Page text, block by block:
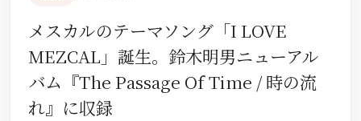
メスカルのテーマソング「I LOVE
MEZCAL」誕生。鈴木明男ニューアル
バム『The Passage Of Time / 時の流
れ』に収録